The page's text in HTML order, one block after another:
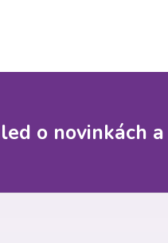
o novinkách